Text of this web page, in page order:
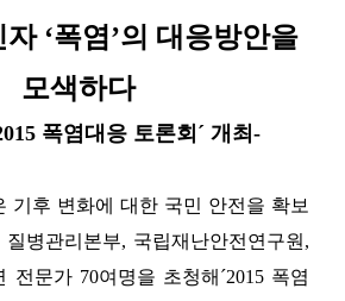
‘폭염’의 대응방안을
모색하다
폭염대응 토론회´ 개최-
기후 변화에 대한 국민 안전을 확보
병관리본부, 국립재난안전연구원,
전문가 70여명을 초청해´2015 폭염